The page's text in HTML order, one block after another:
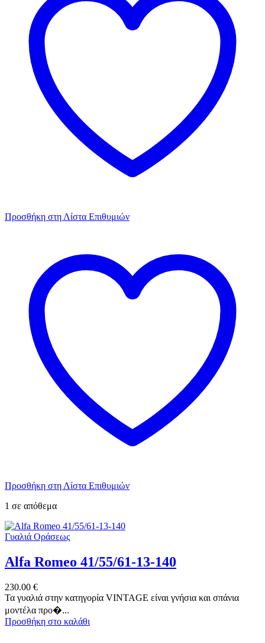
Προσθήκη στη Λίστα Επιθυμιών
Προσθήκη στη Λίστα Επιθυμιών
1 σε απόθεμα
Γυαλιά Οράσεως
Alfa Romeo 41/55/61-13-140
230.00 €
Τα γυαλιά στην κατηγορία VINTAGE είναι γνήσια και σπάνια
μοντέλα προ�...
Προσθήκη στο καλάθι